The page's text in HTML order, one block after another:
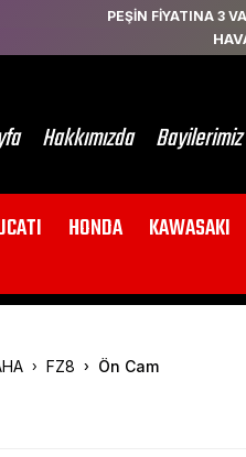
PEŞİN FİYATINA 3
Hakkımızda Bayilerimiz
HONDA KAWASAKI
FZ8 Ön Cam